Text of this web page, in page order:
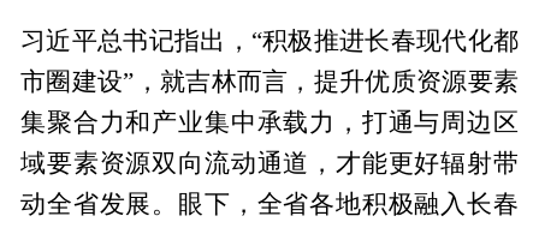
习近平总书记指出，“积极推进长春现代化都
市圈建设”，就吉林而言，提升优质资源要素
集聚合力和产业集中承载力，打通与周边区
域要素资源双向流动通道，才能更好辐射带
动全省发展。眼下，全省各地积极融入长春